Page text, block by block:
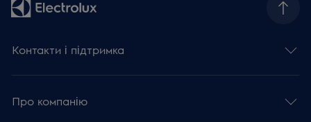
Контакти і підтримка
Про компанію